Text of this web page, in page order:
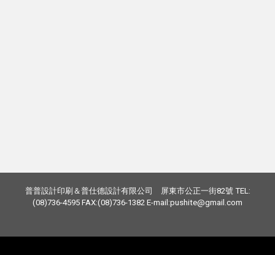
普普設計印刷＆普仕德設計有限公司 屏東市公正一街82號 TEL:
(08)736-4595 FAX:(08)736-1382 E-mail:pushite@gmail.com